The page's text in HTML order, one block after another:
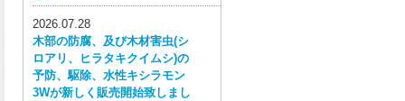
2026.07.28
木部の防腐、及び木材害虫(シ
ロアリ、ヒラタキクイムシ)の
予防、駆除、水性キシラモン
3Wが新しく販売開始致しまし